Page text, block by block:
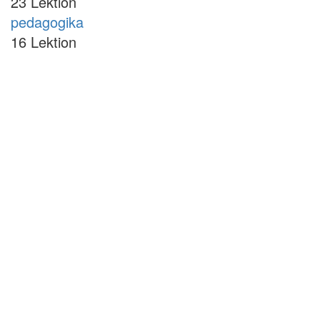
pedagogika
16 Lektion